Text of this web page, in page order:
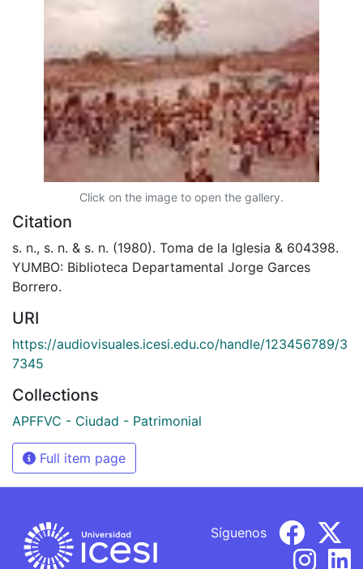
Click on the image to open the gallery.
Citation
s. n., s. n. & s. n. (1980). Toma de la Iglesia & 604398.
YUMBO: Biblioteca Departamental Jorge Garces
Borrero.
URI
https://audiovisuales.icesi.edu.co/handle/123456789/3
7345
Collections
APFFVC - Ciudad - Patrimonial
Full item page
Síguenos